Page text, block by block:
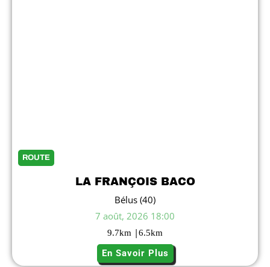
ROUTE
LA FRANÇOIS BACO
Bélus (40)
7 août, 2026 18:00
9.7km |6.5km
En Savoir Plus